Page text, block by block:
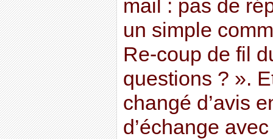
mail : pas de
un simple
Re-coup de fil
questions ? ».
changé d’avis
d’échange